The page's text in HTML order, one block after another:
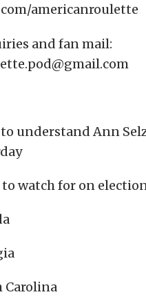
americanroulette
and fan mail:
understand Ann
to watch for on
Carolina